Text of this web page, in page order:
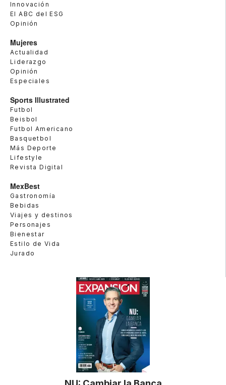
Innovación
El ABC del ESG
Opinión
Mujeres
Actualidad
Liderazgo
Opinión
Especiales
Sports Illustrated
Futbol
Beisbol
Futbol Americano
Basquetbol
Más Deporte
Lifestyle
Revista Digital
MexBest
Gastronomía
Bebidas
Viajes y destinos
Personajes
Bienestar
Estilo de Vida
Jurado
NU: Cambiar la Banca